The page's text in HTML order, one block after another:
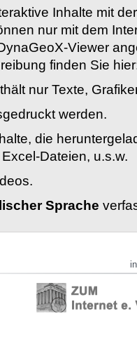
Inhalte mit
nur mit dem
Viewer
finden Sie
nur Texte,
werden.
die
Dateien, u.s.w.
Sprache